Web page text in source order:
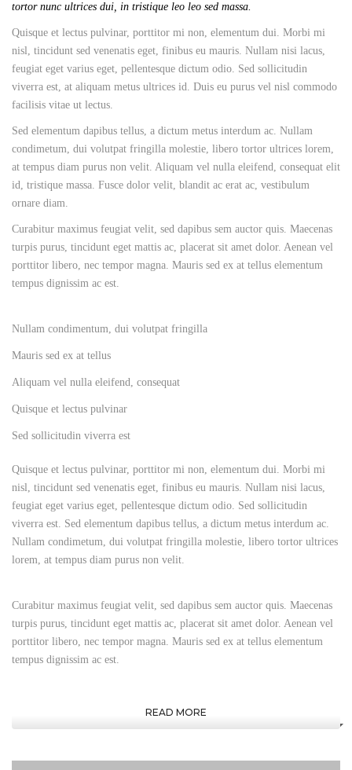
tortor nunc ultrices dui, in tristique leo leo sed massa.
Quisque et lectus pulvinar, porttitor mi non, elementum dui. Morbi mi
nisl, tincidunt sed venenatis eget, finibus eu mauris. Nullam nisi lacus,
feugiat eget varius eget, pellentesque dictum odio. Sed sollicitudin
viverra est, at aliquam metus ultrices id. Duis eu purus vel nisl commodo
facilisis vitae ut lectus.
Sed elementum dapibus tellus, a dictum metus interdum ac. Nullam
condimetum, dui volutpat fringilla molestie, libero tortor ultrices lorem,
at tempus diam purus non velit. Aliquam vel nulla eleifend, consequat elit
id, tristique massa. Fusce dolor velit, blandit ac erat ac, vestibulum
ornare diam.
Curabitur maximus feugiat velit, sed dapibus sem auctor quis. Maecenas
turpis purus, tincidunt eget mattis ac, placerat sit amet dolor. Aenean vel
porttitor libero, nec tempor magna. Mauris sed ex at tellus elementum
tempus dignissim ac est.
Nullam condimentum, dui volutpat fringilla
Mauris sed ex at tellus
Aliquam vel nulla eleifend, consequat
Quisque et lectus pulvinar
Sed sollicitudin viverra est
Quisque et lectus pulvinar, porttitor mi non, elementum dui. Morbi mi
nisl, tincidunt sed venenatis eget, finibus eu mauris. Nullam nisi lacus,
feugiat eget varius eget, pellentesque dictum odio. Sed sollicitudin
viverra est. Sed elementum dapibus tellus, a dictum metus interdum ac.
Nullam condimetum, dui volutpat fringilla molestie, libero tortor ultrices
lorem, at tempus diam purus non velit.
Curabitur maximus feugiat velit, sed dapibus sem auctor quis. Maecenas
turpis purus, tincidunt eget mattis ac, placerat sit amet dolor. Aenean vel
porttitor libero, nec tempor magna. Mauris sed ex at tellus elementum
tempus dignissim ac est.
READ MORE